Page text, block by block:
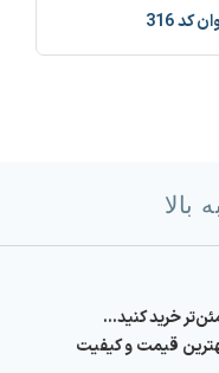
316
بالا
خرید کنید…
قیمت و کیفیت